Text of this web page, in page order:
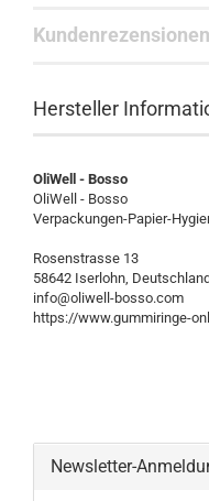
Kundenrezensionen
Hersteller
OliWell - Bosso
OliWell - Bosso
Verpackungen-Papier-
Rosenstrasse 13
58642 Iserlohn, Deutschland
info@oliwell-bosso.com
https://www.gummiringe-
Newsletter-